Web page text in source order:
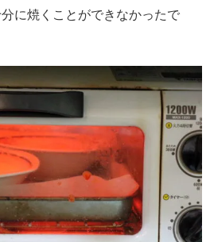
に焼くことができなかったで